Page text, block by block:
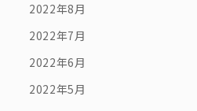
2022年8月
2022年7月
2022年6月
2022年5月